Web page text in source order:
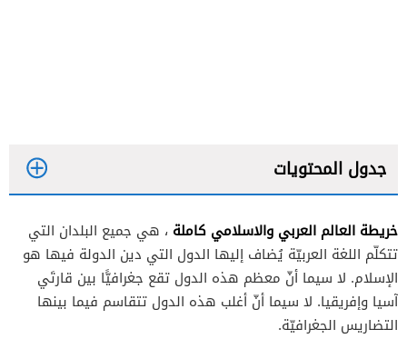
جدول المحتويات
خريطة العالم العربي والاسلامي كاملة ، هي جميع البلدان التي
تتكلّم اللغة العربيّة يُضاف إليها الدول التي دين الدولة فيها هو
الإسلام. لا سيما أنّ معظم هذه الدول تقع جغرافيًّا بين قارتَي
آسيا وإفريقيا. لا سيما أنّ أغلب هذه الدول تتقاسم فيما بينها
التضاريس الجغرافيّة.